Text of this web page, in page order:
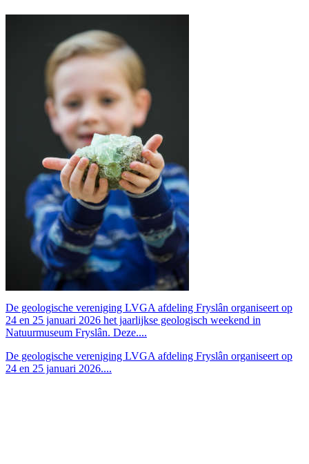
De geologische vereniging LVGA afdeling Fryslân organiseert op
24 en 25 januari 2026 het jaarlijkse geologisch weekend in
Natuurmuseum Fryslân. Deze....
De geologische vereniging LVGA afdeling Fryslân organiseert op
24 en 25 januari 2026....